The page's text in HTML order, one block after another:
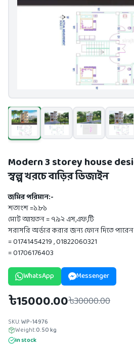
Modern 3 storey house
স্বল্প খরচে বাড়ির ডিজাইন
জমির পরিমান:-
শতাংশ =১.৮১
মোট আয়তন = ৭৯২ এস,এফ,টি
সরাসরি অর্ডার করার জন্য ফোন দিতে পারেন
= 01741454219 , 01822060321
= 01706176403
WhatsApp
Messenger
৳15000.00৳30000.00
SKU:WP-14976
Weight:0.50kg
In stock